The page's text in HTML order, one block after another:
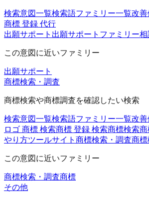
検索意図一覧検索語ファミリー一覧改
商標 登録 代行
出願サポート 出願サポートファミリー相
この意図に近いファミリー
出願サポート
商標検索・調査
商標検索や商標調査を確認したい検索
検索意図一覧検索語ファミリー一覧改
ロゴ 商標 検索商標 登録 検索商標検索商
やり方ツールサイト 商標検索・調査商標
この意図に近いファミリー
商標検索・調査商標
その他